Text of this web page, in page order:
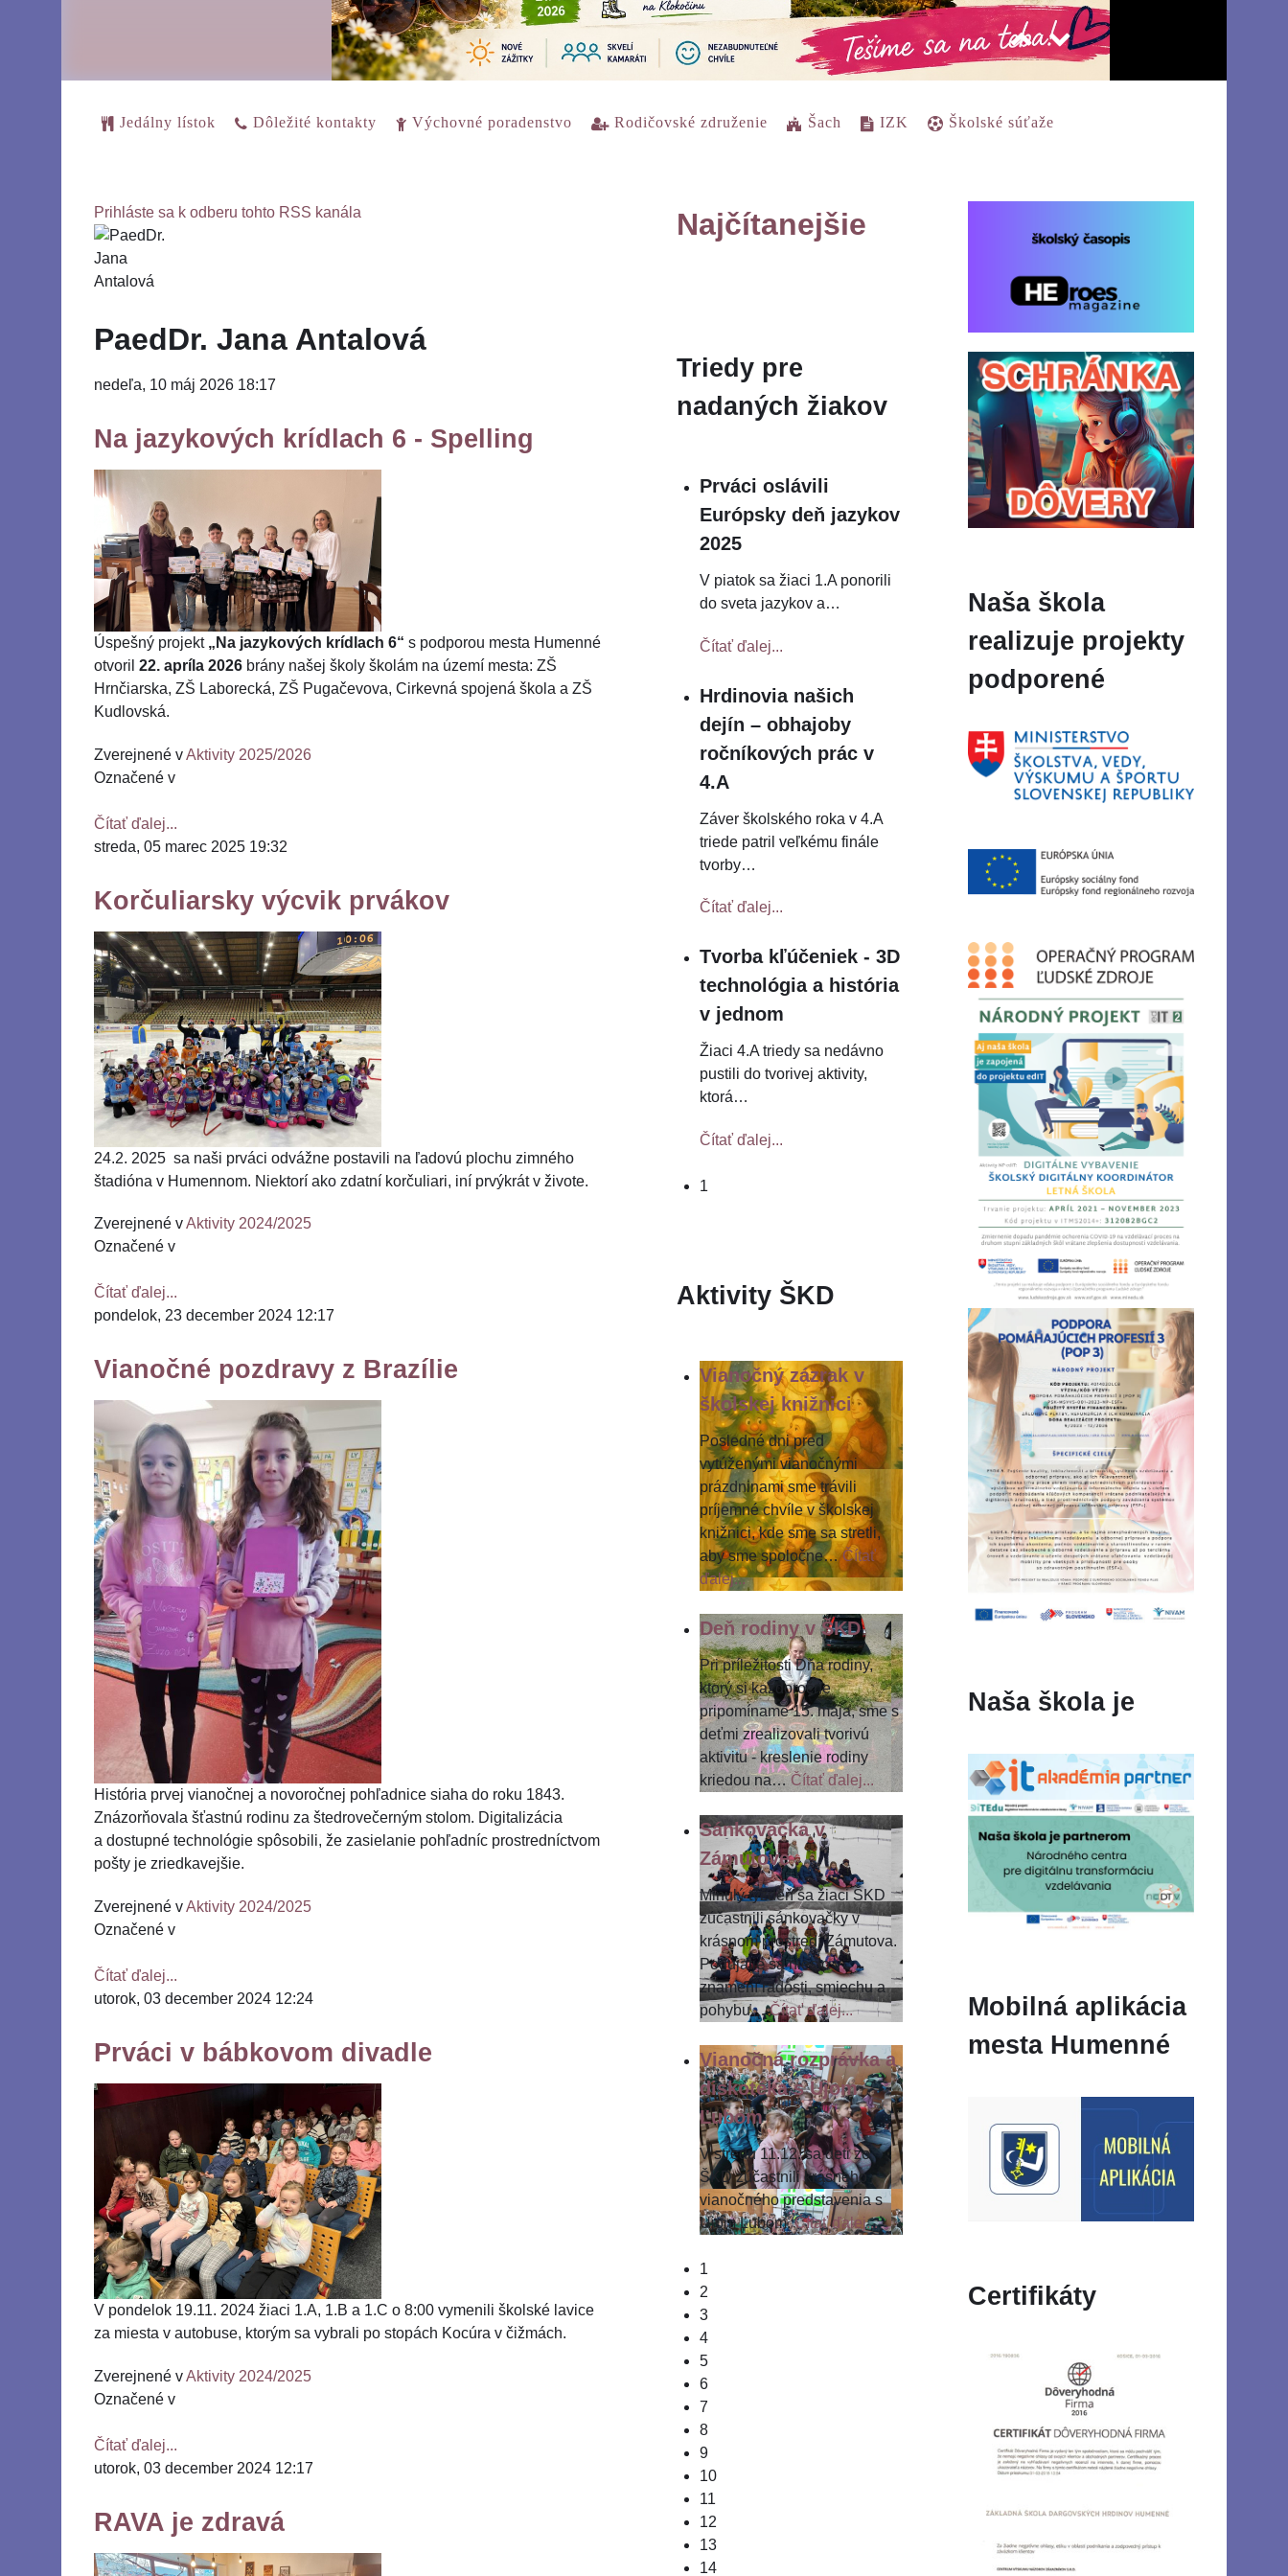
Jedálny lístok Dôležité kontakty Výchovné poradenstvo Rodičovské združenie Šach IZK Školské súťaže
Prihláste sa k odberu tohto RSS kanála
PaedDr. Jana Antalová
nedeľa, 10 máj 2026 18:17
Na jazykových krídlach 6 - Spelling
Úspešný projekt „Na jazykových krídlach 6“ s podporou mesta Humenné
otvoril 22. apríla 2026 brány našej školy školám na území mesta: ZŠ
Hrnčiarska, ZŠ Laborecká, ZŠ Pugačevova, Cirkevná spojená škola a ZŠ
Kudlovská.
Zverejnené vAktivity 2025/2026
Označené v
Čítať ďalej...
streda, 05 marec 2025 19:32
Korčuliarsky výcvik prvákov
24.2. 2025 sa naši prváci odvážne postavili na ľadovú plochu zimného
štadióna v Humennom. Niektorí ako zdatní korčuliari, iní prvýkrát v živote.
Zverejnené vAktivity 2024/2025
Označené v
Čítať ďalej...
pondelok, 23 december 2024 12:17
Vianočné pozdravy z Brazílie
História prvej vianočnej a novoročnej pohľadnice siaha do roku 1843.
Znázorňovala šťastnú rodinu za štedrovečerným stolom. Digitalizácia
a dostupné technológie spôsobili, že zasielanie pohľadníc prostredníctvom
pošty je zriedkavejšie.
Zverejnené vAktivity 2024/2025
Označené v
Čítať ďalej...
utorok, 03 december 2024 12:24
Prváci v bábkovom divadle
V pondelok 19.11. 2024 žiaci 1.A, 1.B a 1.C o 8:00 vymenili školské lavice
za miesta v autobuse, ktorým sa vybrali po stopách Kocúra v čižmách.
Zverejnené vAktivity 2024/2025
Označené v
Čítať ďalej...
utorok, 03 december 2024 12:17
RAVA je zdravá
Najčítanejšie
Triedy pre
nadaných žiakov
Prváci oslávili
Európsky deň jazykov
2025
V piatok sa žiaci 1.A ponorili
do sveta jazykov a…
Čítať ďalej...
Hrdinovia našich
dejín – obhajoby
ročníkových prác v
4.A
Záver školského roka v 4.A
triede patril veľkému finále
tvorby…
Čítať ďalej...
Tvorba kľúčeniek - 3D
technológia a história
v jednom
Žiaci 4.A triedy sa nedávno
pustili do tvorivej aktivity,
ktorá…
Čítať ďalej...
1
Aktivity ŠKD
Vianočný zázrak v
školskej knižnici
Posledné dni pred
vytúženými vianočnými
prázdninami sme trávili
príjemné chvíle v školskej
knižnici, kde sme sa stretli,
aby sme spoločne… Čítať
ďalej...
Deň rodiny v ŠKD
Pri príležitosti Dňa rodiny,
ktorý si každoročne
pripomíname 15. mája, sme s
deťmi zrealizovali tvorivú
aktivitu - kreslenie rodiny
kriedou na… Čítať ďalej...
Sánkovačka v
Zámutove
Minulý týždeň sa žiaci ŠKD
zúčastnili sánkovačky v
krásnom prostredí Zámutova.
Podujatie sa nieslo v
znamení radosti, smiechu a
pohybu… Čítať ďalej...
Vianočná rozprávka a
diskotéka s Ujom
Ľubom
V stredu 11.12. sa deti zo
ŠKD zúčastnili krásneho
vianočného predstavenia s
Ujom Ľubom.Čítať ďalej...
1
2
3
4
5
6
7
8
9
10
11
12
13
14
Naša škola
realizuje projekty
podporené
Naša škola je
Mobilná aplikácia
mesta Humenné
Certifikáty